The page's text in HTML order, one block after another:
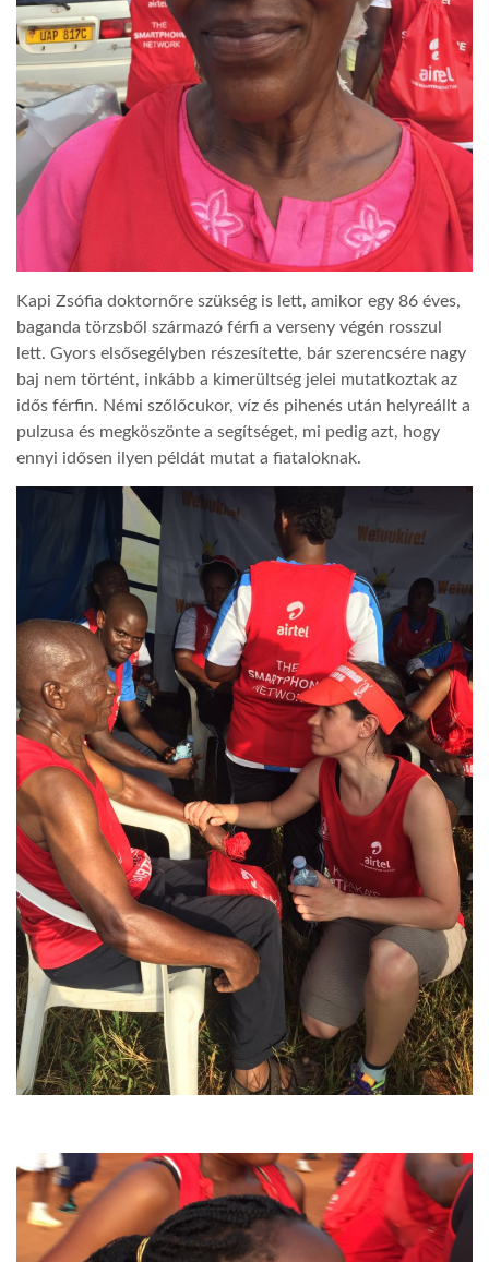
Kapi Zsófia doktornőre szükség is lett, amikor egy 86 éves,
baganda törzsből származó férfi a verseny végén rosszul
lett. Gyors elsősegélyben részesítette, bár szerencsére nagy
baj nem történt, inkább a kimerültség jelei mutatkoztak az
idős férfin. Némi szőlőcukor, víz és pihenés után helyreállt a
pulzusa és megköszönte a segítséget, mi pedig azt, hogy
ennyi idősen ilyen példát mutat a fiataloknak.